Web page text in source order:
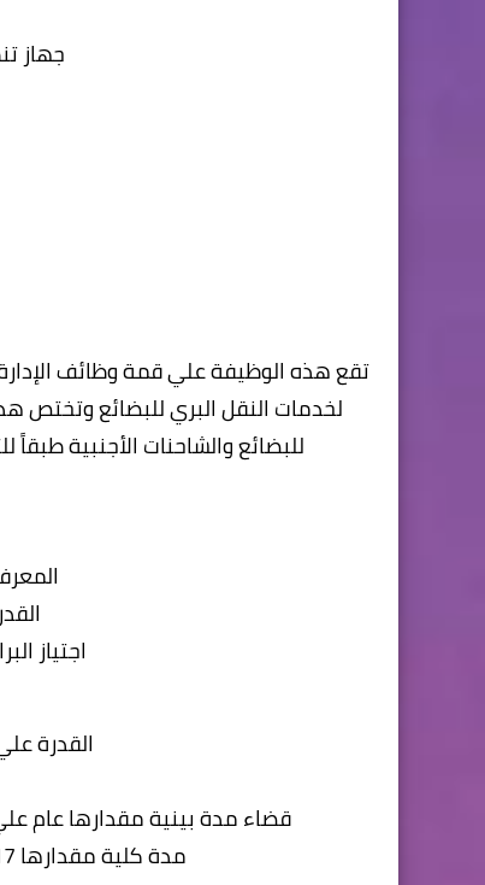
جهاز
تقع هذه الوظيفة علي قمة وظائف الإدارة
لخدمات النقل البري للبضائع وتختص
للبضائع والشاحنات الأجنبية طبقاً
اجتياز
القدرة
قضاء مدة بينية مقدارها عام
مدة كلية مقدارها 17 عام علي الأقل تتفق مع طبيعة عمل الوظيفة